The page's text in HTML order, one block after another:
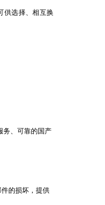
供选择、相互换
务、可靠的国产
的损坏，提供